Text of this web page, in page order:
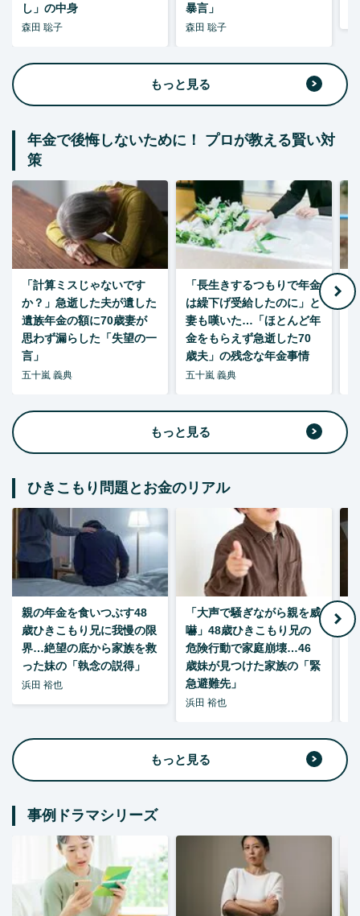
し」の中身
森田 聡子
暴言」
森田 聡子
もっと見る
年金で後悔しないために！ プロが教える賢い対
策
「計算ミスじゃないです
か？」急逝した夫が遺した
遺族年金の額に70歳妻が
思わず漏らした「失望の一
言」
五十嵐 義典
「長生きするつもりで年金
は繰下げ受給したのに」と
妻も嘆いた…「ほとんど年
金をもらえず急逝した70
歳夫」の残念な年金事情
五十嵐 義典
もっと見る
ひきこもり問題とお金のリアル
親の年金を食いつぶす48
歳ひきこもり兄に我慢の限
界…絶望の底から家族を救
った妹の「執念の説得」
浜田 裕也
「大声で騒ぎながら親を威
嚇」48歳ひきこもり兄の
危険行動で家庭崩壊…46
歳妹が見つけた家族の「緊
急避難先」
浜田 裕也
もっと見る
事例ドラマシリーズ